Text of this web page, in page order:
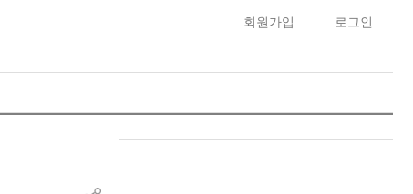
회원가입 로그인